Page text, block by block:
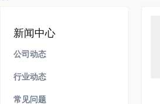
新闻中心
公司动态
行业动态
常见问题